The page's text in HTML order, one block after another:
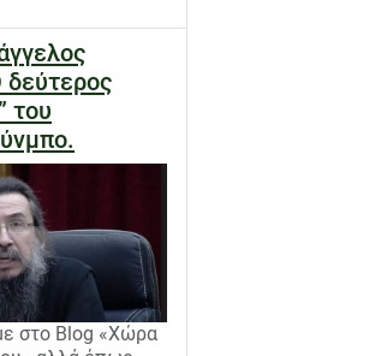
δεύτερος
του
στο Blog «Χώρα